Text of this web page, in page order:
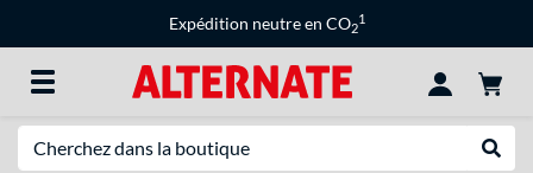
Expédition neutre en CO2
1